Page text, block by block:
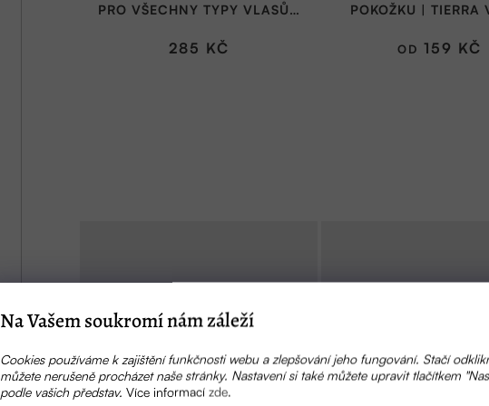
Na Vašem soukromí nám záleží
Cookies používáme k zajištění funkčnosti webu a zlepšování jeho fungování. Stačí
můžete nerušeně procházet naše stránky. Nastavení si také můžete upravit tlačítkem
podle vašich představ. Více informací zde.
PRO VŠECHNY TYPY VLASŮ |
285 KČ
POKOŽKU | TIERRA
OD 159 KČ